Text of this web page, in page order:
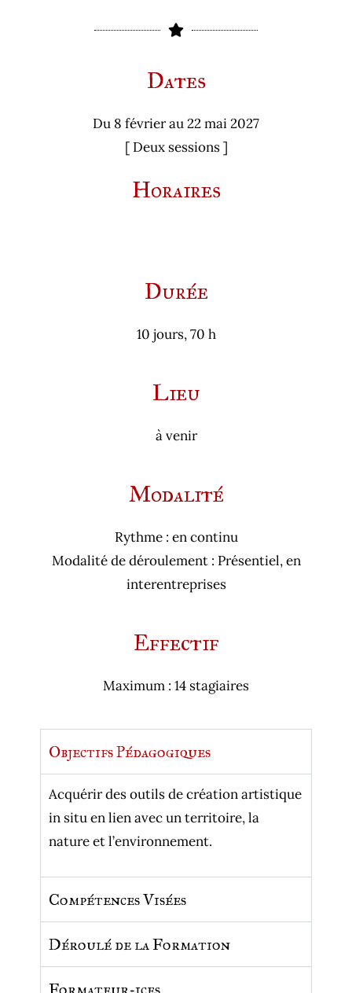
Dates
Du 8 février au 22 mai 2027
[ Deux sessions ]
Horaires
Durée
10 jours, 70 h
Lieu
à venir
Modalité
Rythme : en continu
Modalité de déroulement : Présentiel, en
interentreprises
Effectif
Maximum : 14 stagiaires
Objectifs Pédagogiques
Acquérir des outils de création artistique
in situ en lien avec un territoire, la
nature et l’environnement.
Compétences Visées
Déroulé de la Formation